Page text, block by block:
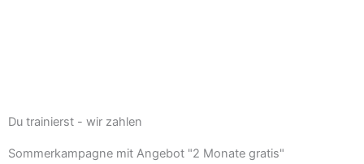
Du trainierst - wir zahlen
Sommerkampagne mit Angebot "2 Monate gratis"